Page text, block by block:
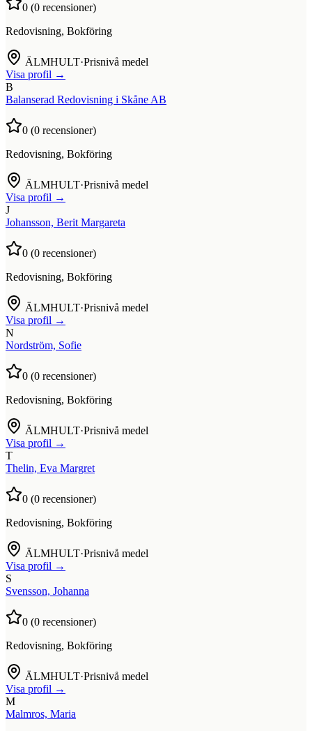
0 (0 recensioner)
Redovisning, Bokföring
ÄLMHULT·Prisnivå medel
Visa profil →
B
Balanserad Redovisning i Skåne AB
0 (0 recensioner)
Redovisning, Bokföring
ÄLMHULT·Prisnivå medel
Visa profil →
J
Johansson, Berit Margareta
0 (0 recensioner)
Redovisning, Bokföring
ÄLMHULT·Prisnivå medel
Visa profil →
N
Nordström, Sofie
0 (0 recensioner)
Redovisning, Bokföring
ÄLMHULT·Prisnivå medel
Visa profil →
T
Thelin, Eva Margret
0 (0 recensioner)
Redovisning, Bokföring
ÄLMHULT·Prisnivå medel
Visa profil →
S
Svensson, Johanna
0 (0 recensioner)
Redovisning, Bokföring
ÄLMHULT·Prisnivå medel
Visa profil →
M
Malmros, Maria